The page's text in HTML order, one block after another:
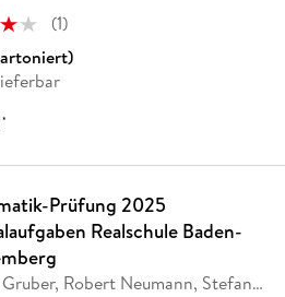
(1)
*
Prüfung 2025
Realschule Baden-
Robert Neumann, Stefan